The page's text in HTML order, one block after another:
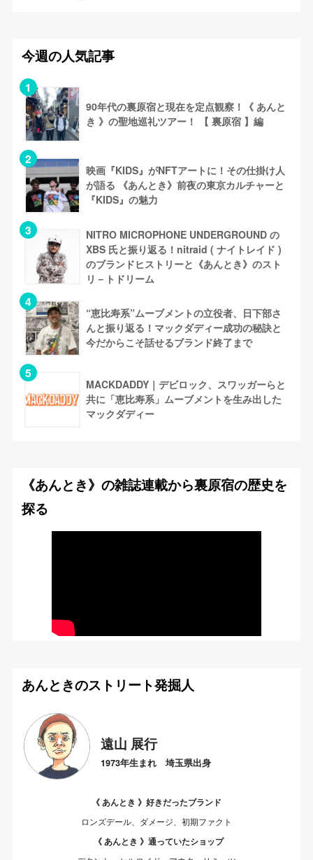
今週の人気記事
90年代の裏原宿と現在を定点観察！《 あんと
き 》の聖地巡礼ツアー！ 【 裏原宿 】編
映画『KIDS』がNFTアートに！その仕掛け人
が語る 《あんとき》前夜の東京カルチャーと
『KIDS』の魅力
NITRO MICROPHONE UNDERGROUND の
XBS 氏と振り返る！nitraid ( ナイトレイド )
のブランドヒストリーと《あんとき》のスト
リ－トドリーム
“恵比寿系”ムーブメントの立役者、日下部さ
んと振り返る！マックダディー成功の秘訣と
今だからこそ話せるブランド終了まで
MACKDADDY｜デビロック、スワッガーらと
共に「恵比寿系」ムーブメントを生み出した
マックダディー
《あんとき》の雑誌連載から裏原宿の歴史を
探る
あんときのストリート発掘人
遠山 展行
1973年生まれ 埼玉県出身
《 あんとき 》好きだったブランド
ロンズデール、ダメージ、初期ファクト
《 あんとき 》通っていたショップ